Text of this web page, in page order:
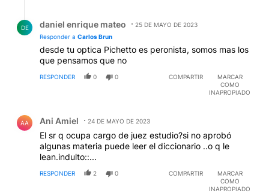
DE daniel enrique mateo
25 DE MAYO DE 2023
Responder a Carlos Brun
desde tu optica Pichetto es peronista, somos mas los
que pensamos que no
RESPONDER 0 0 COMPARTIR
MARCAR
COMO
INAPROPIADO
AA Ani Amiel 24 DE MAYO DE 2023
El sr q ocupa cargo de juez estudio?si no aprobó
algunas materia puede leer el diccionario ..o q le
lean.indulto::...
RESPONDER 2 0 COMPARTIR
MARCAR
COMO
INAPROPIADO